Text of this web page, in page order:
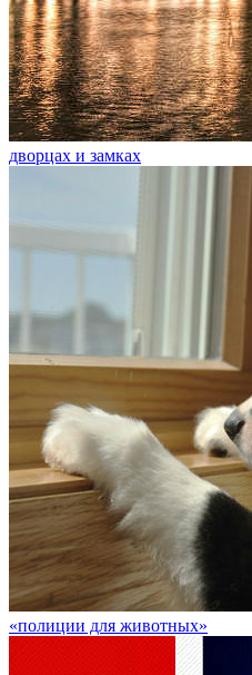
дворцах и замках
«полиции для животных»